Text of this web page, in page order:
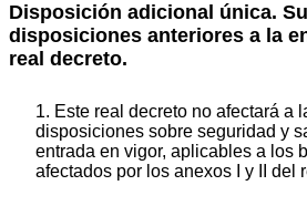
Disposición adicional única.
disposiciones anteriores a la
real decreto.
1. Este real decreto no afectará a
disposiciones sobre seguridad y
entrada en vigor, aplicables a los
afectados por los anexos I y II del